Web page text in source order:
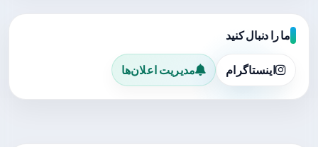
ما را دنبال کنید
اینستاگرام مدیریت اعلان‌ها